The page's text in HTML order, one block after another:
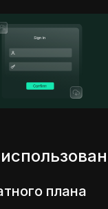
плана